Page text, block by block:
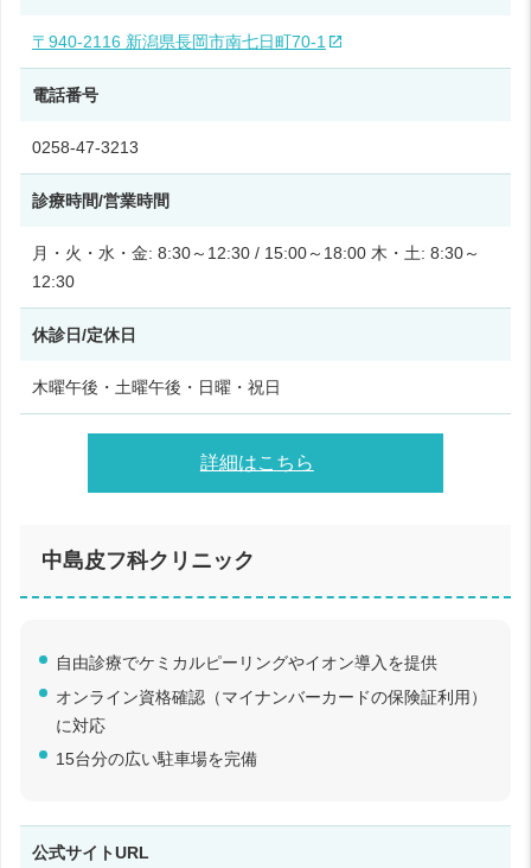
〒940-2116 新潟県長岡市南七日町70-1
電話番号
0258-47-3213
診療時間/営業時間
月・火・水・金: 8:30～12:30 / 15:00～18:00 木・土: 8:30～
12:30
休診日/定休日
木曜午後・土曜午後・日曜・祝日
詳細はこちら
中島皮フ科クリニック
自由診療でケミカルピーリングやイオン導入を提供
オンライン資格確認（マイナンバーカードの保険証利用）
に対応
15台分の広い駐車場を完備
公式サイトURL